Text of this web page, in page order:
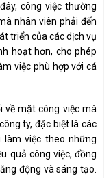
công việc thường
nhân viên phải đến
triển của các dịch vụ
hoạt hơn, cho phép
việc phù hợp với cá
về mặt công việc mà
ty, đặc biệt là các
việc theo những
quả công việc, đồng
động và sáng tạo.